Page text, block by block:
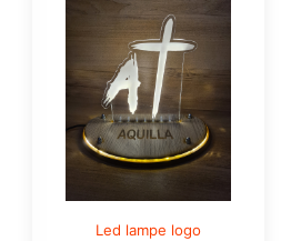
Led lampe logo